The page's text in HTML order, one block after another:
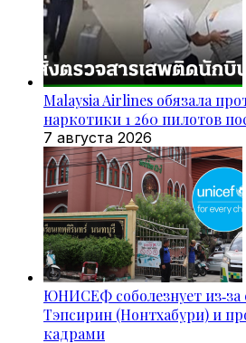
Malaysia Airlines обязала
наркотики 1 260 пилотов
7 августа 2026
ЮНИСЕФ соболезнует
Тэпсирин (Нонтхабури) и
кадрами